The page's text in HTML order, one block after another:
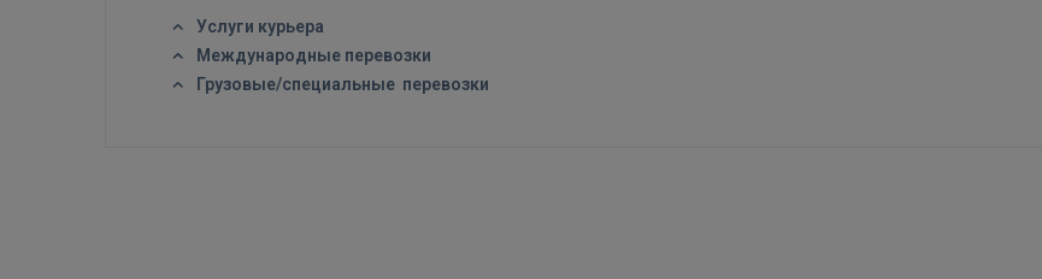
Услуги курьера
Международные перевозки
Грузовые/специальные перевозки